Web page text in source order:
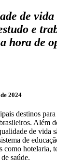
de vida
e
hora de
2024
destinos
Além
de vida
de
como hotelaria,
saúde.